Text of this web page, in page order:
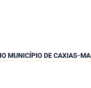
MUNICÍPIO DE CAXIAS-MA